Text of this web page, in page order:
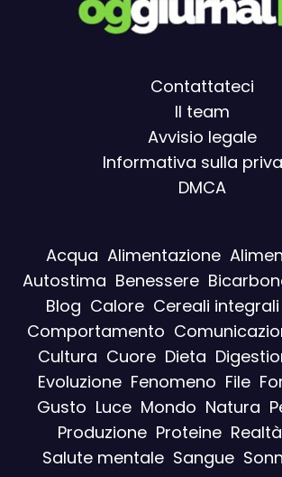
Contattateci
Il team
Avvisio legale
Informativa sulla
DMCA
Acqua Alimentazione
Autostima Benessere
Blog Calore Cereali integrali
Comportamento
Cultura Cuore Dieta
Evoluzione Fenomeno File
Gusto Luce Mondo Natura
Produzione Proteine Realtà
Salute mentale Sangue